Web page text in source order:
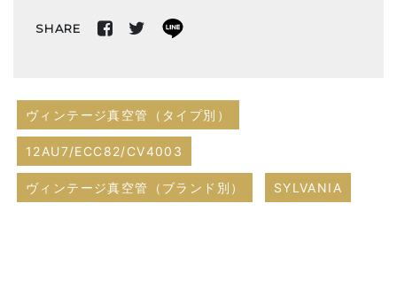
SHARE
ヴィンテージ真空管（タイプ別）
12AU7/ECC82/CV4003
ヴィンテージ真空管（ブランド別） SYLVANIA